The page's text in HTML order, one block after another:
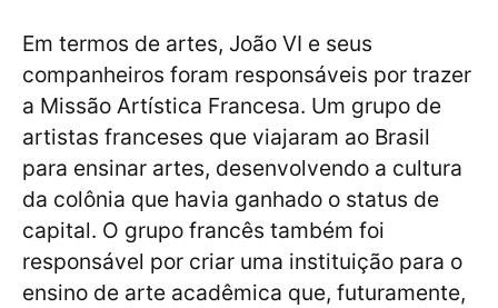
Em termos de artes, João VI e seus
companheiros foram responsáveis por trazer
a Missão Artística Francesa. Um grupo de
artistas franceses que viajaram ao Brasil
para ensinar artes, desenvolvendo a cultura
da colônia que havia ganhado o status de
capital. O grupo francês também foi
responsável por criar uma instituição para o
ensino de arte acadêmica que, futuramente,